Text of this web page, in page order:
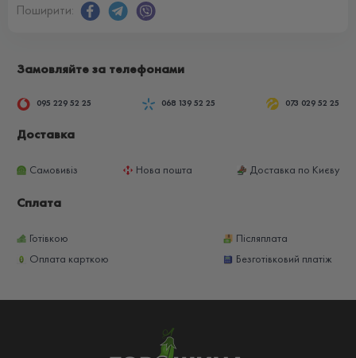
Поширити:
Замовляйте за телефонами
095 229 52 25 068 139 52 25 073 029 52 25
Доставка
Самовивіз Нова пошта Доставка по Києву
Сплата
Готівкою
Післяплата
Оплата карткою
Безготівковий платіж